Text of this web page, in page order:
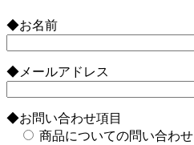
◆お名前
◆メールアドレス
◆お問い合わせ項目
商品についての問い合わせ